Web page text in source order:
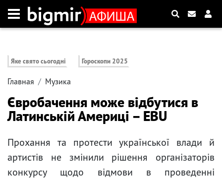
Яке свято сьогодні Гороскопи 2025
Главная Музика
Євробачення може відбутися в
Латинській Америці – EBU
Прохання та протести української влади й
артистів не змінили рішення організаторів
конкурсу щодо відмови в проведенні